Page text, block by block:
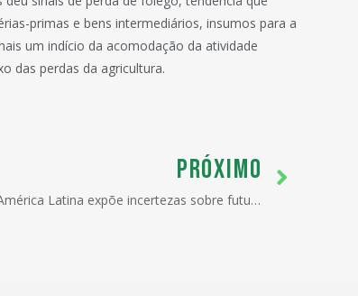
primas e bens intermediários, insumos para a
um indício da acomodação da atividade
das perdas da agricultura.
PRÓXIMO
América Latina expõe incertezas sobre futuro